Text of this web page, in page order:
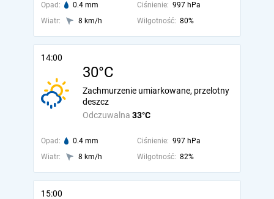
Opad: 0.4 mm Ciśnienie: 997 hPa
Wiatr:
8 km/h Wilgotność: 80%
14:00
30°C
Odczuwalna 33°C
Zachmurzenie umiarkowane, przelotny
deszcz
Opad: 0.4 mm Ciśnienie: 997 hPa
Wiatr:
8 km/h Wilgotność: 82%
15:00